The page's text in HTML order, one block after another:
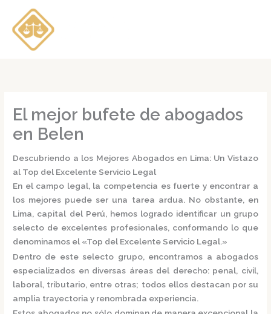
contenido
El mejor bufete de abogados
en Belen
Descubriendo a los Mejores Abogados en Lima: Un Vistazo
al Top del Excelente Servicio Legal
En el campo legal, la competencia es fuerte y encontrar a
los mejores puede ser una tarea ardua. No obstante, en
Lima, capital del Perú, hemos logrado identificar un grupo
selecto de excelentes profesionales, conformando lo que
denominamos el «Top del Excelente Servicio Legal.»
Dentro de este selecto grupo, encontramos a abogados
especializados en diversas áreas del derecho: penal, civil,
laboral, tributario, entre otras; todos ellos destacan por su
amplia trayectoria y renombrada experiencia.